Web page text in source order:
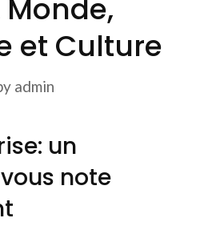
et Culture
admin
un
note